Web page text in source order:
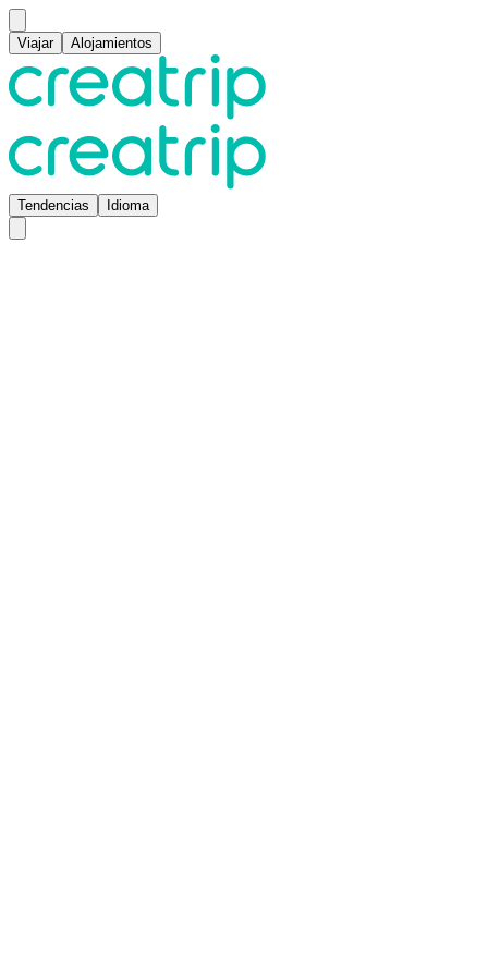
Viajar Alojamientos
Tendencias Idioma